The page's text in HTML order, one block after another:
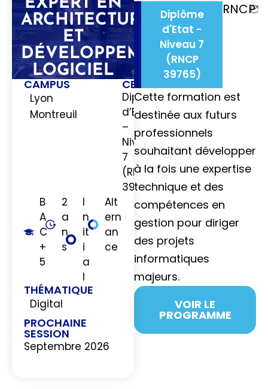
Diplôme
d'Etat -
Niveau 7
(RNCP
39765)
RNCP
Cette formation est
destinée aux futurs
professionnels
souhaitant développer
à la fois une expertise
technique et des
compétences en
gestion pour diriger
des projets
informatiques
majeurs.
VOIR LE
PROGRAMME
ARCHITECTURE
ET
DÉVELOPPEMENT
LOGICIEL
CAMPUS
Lyon
Montreuil
CERTIFICATION
Diplôme
d’Etat
–
Niveau
7
(RNCP
39765)
B
A
C
+
5
2
a
n
s
I
n
it
i
a
l
Alt
ern
an
ce
THÉMATIQUE
Digital
PROCHAINE
SESSION
Septembre 2026